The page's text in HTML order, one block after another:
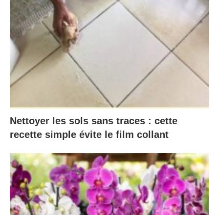
Nettoyer les sols sans traces : cette
recette simple évite le film collant